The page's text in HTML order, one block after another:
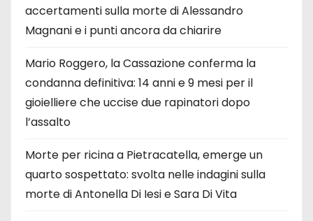
accertamenti sulla morte di Alessandro
Magnani e i punti ancora da chiarire
Mario Roggero, la Cassazione conferma la
condanna definitiva: 14 anni e 9 mesi per il
gioielliere che uccise due rapinatori dopo
l’assalto
Morte per ricina a Pietracatella, emerge un
quarto sospettato: svolta nelle indagini sulla
morte di Antonella Di Iesi e Sara Di Vita